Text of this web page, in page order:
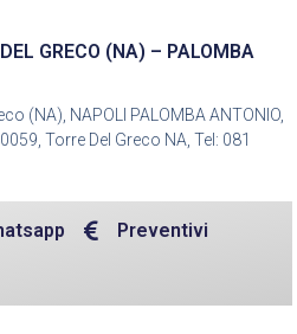
GRECO (NA) – PALOMBA
(NA), NAPOLI PALOMBA ANTONIO,
Torre Del Greco NA, Tel: 081
Preventivi